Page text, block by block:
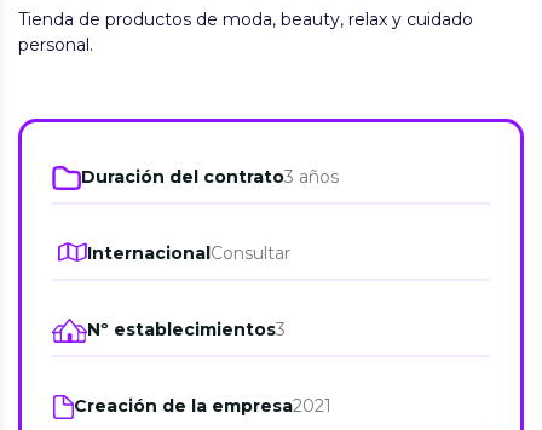
Tienda de productos de moda, beauty, relax y cuidado
personal.
Duración del contrato3 años
InternacionalConsultar
Nº establecimientos3
Creación de la empresa2021